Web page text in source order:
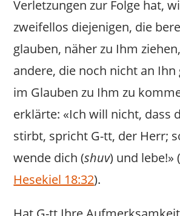
Verletzungen zur Folge hat,
zweifellos diejenigen, die
glauben, näher zu Ihm
andere, die noch nicht an Ihn
im Glauben zu Ihm zu
erklärte: «Ich will nicht, dass
stirbt, spricht G-tt, der Herr;
wende dich (shuv) und lebe!»
Hesekiel 18:32).